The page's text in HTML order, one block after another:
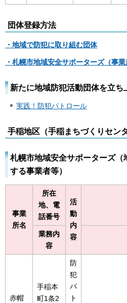
団体登録方法
・地域で防犯に取り組む団体
・札幌市地域安全サポーターズ（事業
新たに地域防犯活動団体を立ち
実践！防犯パトロール
手稲地区（手稲まちづくりセンタ
札幌市地域安全サポーターズ
する事業者等）
事業
所名
所在
地、電
話番号
活
動
内
容
業務内
容
赤帽
手稲本
町1条2
防
犯
パ
ト